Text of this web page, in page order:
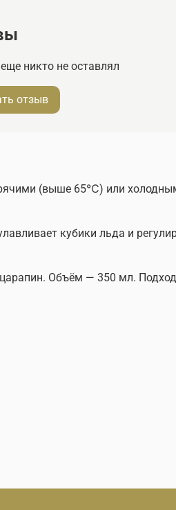
никто не оставлял
отзыв
(выше 65℃) или
кубики льда и
Объём — 350 мл.